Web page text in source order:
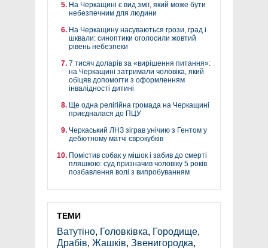
На Черкащині є вид змії, який може бути
небезпечним для людини
На Черкащину насуваються грози, град і
шквали: синоптики оголосили жовтий
рівень небезпеки
7 тисяч доларів за «вирішення питання»:
на Черкащині затримали чоловіка, який
обіцяв допомогти з оформленням
інвалідності дитині
Ще одна релігійна громада на Черкащині
приєдналася до ПЦУ
Черкаський ЛНЗ зіграв унічию з Гентом у
дебютному матчі єврокубків
Помістив собак у мішок і забив до смерті
пляшкою: суд призначив чоловіку 5 років
позбавлення волі з випробуванням
ТЕМИ
Ватутіно, Головківка, Городище,
Драбів, Жашків, Звенигородка,